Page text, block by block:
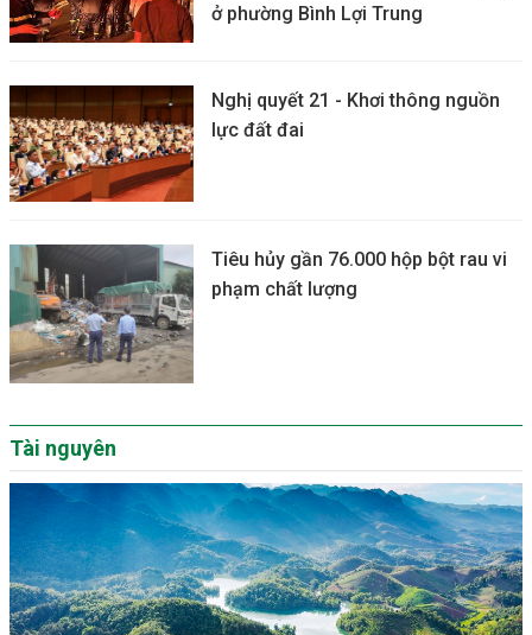
ở phường Bình Lợi Trung
Nghị quyết 21 - Khơi thông nguồn
lực đất đai
Tiêu hủy gần 76.000 hộp bột rau vi
phạm chất lượng
Tài nguyên